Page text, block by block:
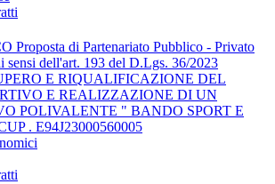
Proposta di Partenariato Pubblico - Privato
sensi dell'art. 193 del D.Lgs. 36/2023
E RIQUALIFICAZIONE DEL
E REALIZZAZIONE DI UN
POLIVALENTE " BANDO SPORT E
. E94J23000560005